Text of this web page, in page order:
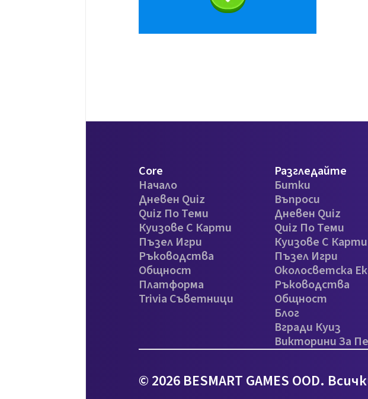
Core
Начало
Дневен Quiz
Quiz По Теми
Куизове С Карти
Пъзел Игри
Ръководства
Общност
Платформа
Trivia Съветници
Разгледайте
Битки
Въпроси
Дневен Quiz
Quiz По Теми
Куизове С Карти
Пъзел Игри
Околосветска
Ръководства
Общност
Блог
Вгради Куиз
Викторини За
© 2026 BESMART GAMES OOD.